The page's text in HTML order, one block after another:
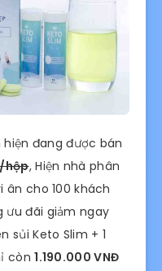
hiện đang được bán
hộp, Hiện nhà phân
cho 100 khách
ưu đãi giảm ngay
sủi Keto Slim + 1
còn1.190.000 VNĐ